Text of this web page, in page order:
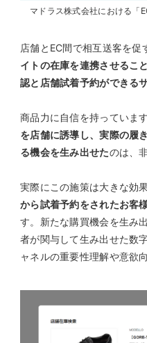
マドラス株式会社における「
店舗とEC間で相互送客を促
イトの在庫を連携させるこ
認と店舗試着予約ができる
商品力に自信を持っていま
を店舗に誘導し、実際の履
る機会を生み出せたのは、
実際にこの施策は大きな効
から試着予約をされたお客
す。新たな購買機会を生み
者が関与して生み出せた数
ャネルの重要性理解や意欲